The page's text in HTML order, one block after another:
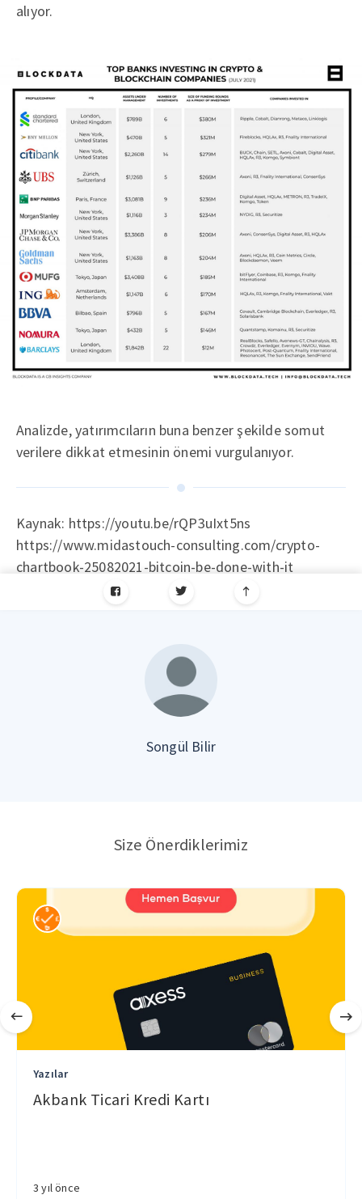
alıyor.
Analizde, yatırımcıların buna benzer şekilde somut
verilere dikkat etmesinin önemi vurgulanıyor.
Kaynak: https://youtu.be/rQP3uIxt5ns
https://www.midastouch-consulting.com/crypto-
chartbook-25082021-bitcoin-be-done-with-it
Songül Bilir
Size Önerdiklerimiz
Yazılar
Akbank Ticari Kredi Kartı
3 yıl önce